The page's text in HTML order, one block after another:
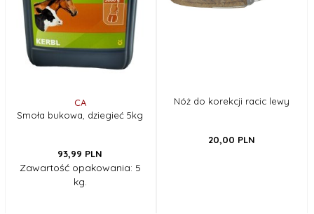
CA
Smoła bukowa, dziegieć 5kg
93,99 PLN
Zawartość opakowania: 5
kg.
Nóż do korekcji racic lewy
20,00 PLN